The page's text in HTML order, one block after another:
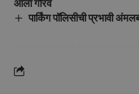
पार्किंग पॉलिसीची प्रभावी